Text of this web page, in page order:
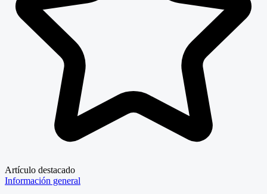
Artículo destacado
Información general